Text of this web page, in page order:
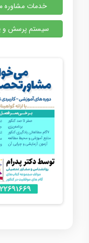
خدمات مشاوره
سیستم پرسش و